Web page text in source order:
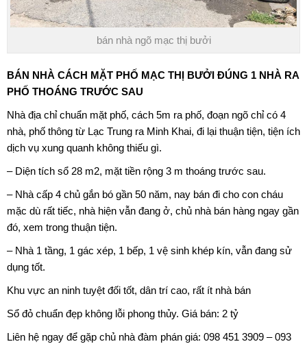
bán nhà ngõ mạc thị bưởi
BÁN NHÀ CÁCH MẶT PHỐ MẠC THỊ BƯỞI ĐÚNG 1 NHÀ RA
PHỐ THOÁNG TRƯỚC SAU
Nhà địa chỉ chuẩn mặt phố, cách 5m ra phố, đoạn ngõ chỉ có 4
nhà, phố thông từ Lạc Trung ra Minh Khai, đi lại thuận tiện, tiện ích
dịch vụ xung quanh không thiếu gì.
– Diện tích sổ 28 m2, mặt tiền rộng 3 m thoáng trước sau.
– Nhà cấp 4 chủ gắn bó gần 50 năm, nay bán đi cho con cháu
mặc dù rất tiếc, nhà hiện vẫn đang ở, chủ nhà bán hàng ngay gần
đó, xem trong thuận tiện.
– Nhà 1 tầng, 1 gác xép, 1 bếp, 1 vệ sinh khép kín, vẫn đang sử
dụng tốt.
Khu vực an ninh tuyệt đối tốt, dân trí cao, rất ít nhà bán
Sổ đỏ chuẩn đẹp không lỗi phong thủy. Giá bán: 2 tỷ
Liên hệ ngay để gặp chủ nhà đàm phán giá: 098 451 3909 – 093